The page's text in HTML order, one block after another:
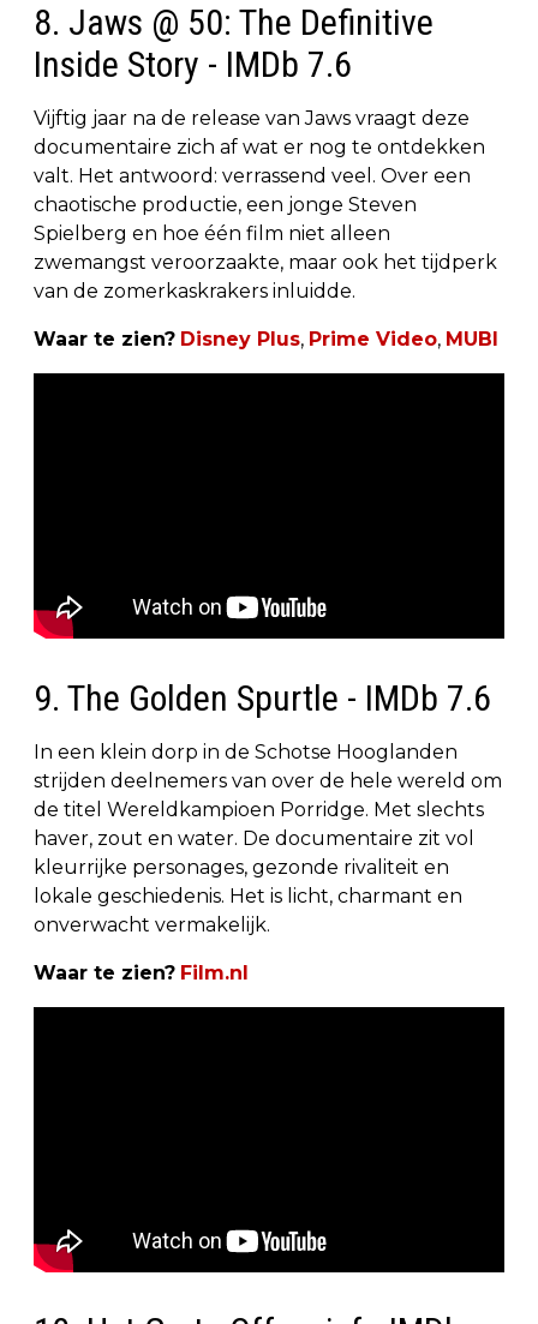
8. Jaws @ 50: The Definitive
Inside Story - IMDb 7.6
Vijftig jaar na de release van Jaws vraagt deze
documentaire zich af wat er nog te ontdekken
valt. Het antwoord: verrassend veel. Over een
chaotische productie, een jonge Steven
Spielberg en hoe één film niet alleen
zwemangst veroorzaakte, maar ook het tijdperk
van de zomerkaskrakers inluidde.
Waar te zien? Disney Plus, Prime Video, MUBI
9. The Golden Spurtle - IMDb 7.6
In een klein dorp in de Schotse Hooglanden
strijden deelnemers van over de hele wereld om
de titel Wereldkampioen Porridge. Met slechts
haver, zout en water. De documentaire zit vol
kleurrijke personages, gezonde rivaliteit en
lokale geschiedenis. Het is licht, charmant en
onverwacht vermakelijk.
Waar te zien? Film.nl